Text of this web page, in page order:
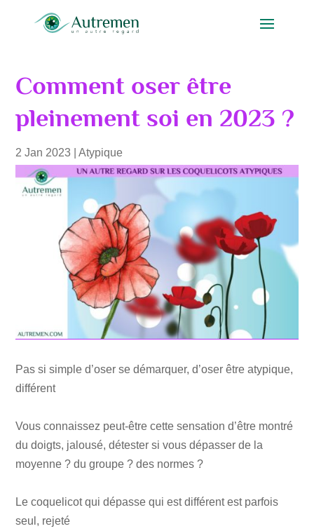
Comment oser être
pleinement soi en 2023 ?
2 Jan 2023 |Atypique
Pas si simple d’oser se démarquer, d’oser être atypique,
différent
Vous connaissez peut-être cette sensation d’être montré
du doigts, jalousé, détester si vous dépasser de la
moyenne ? du groupe ? des normes ?
Le coquelicot qui dépasse qui est différent est parfois
seul, rejeté